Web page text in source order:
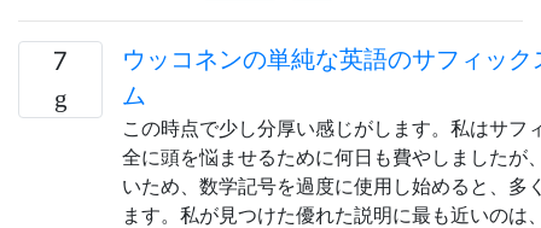
7
ウッコネンの単純な英語のサフィッ
ム
この時点で少し分厚い感じがします。私はサフ
全に頭を悩ませるために何日も費やしましたが
いため、数学記号を過度に使用し始めると、多
ます。私が見つけた優れた説明に最も近いのは